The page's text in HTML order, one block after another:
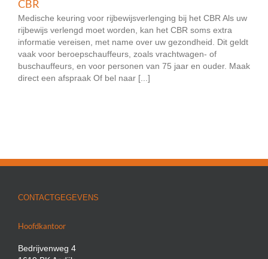
CBR
Medische keuring voor rijbewijsverlenging bij het CBR Als uw
rijbewijs verlengd moet worden, kan het CBR soms extra
informatie vereisen, met name over uw gezondheid. Dit geldt
vaak voor beroepschauffeurs, zoals vrachtwagen- of
buschauffeurs, en voor personen van 75 jaar en ouder. Maak
direct een afspraak Of bel naar [...]
CONTACTGEGEVENS
Hoofdkantoor
Bedrijvenweg 4